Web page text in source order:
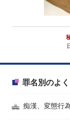
罪名別のよ
痴漢、変態行